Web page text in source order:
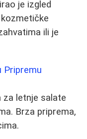
je izgled
ili je
Pripremu
za letnje salate
Brza priprema,